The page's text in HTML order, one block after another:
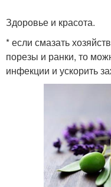
Здоровье и красота.
* если смазать
порезы и ранки, то
инфекции и ускорить